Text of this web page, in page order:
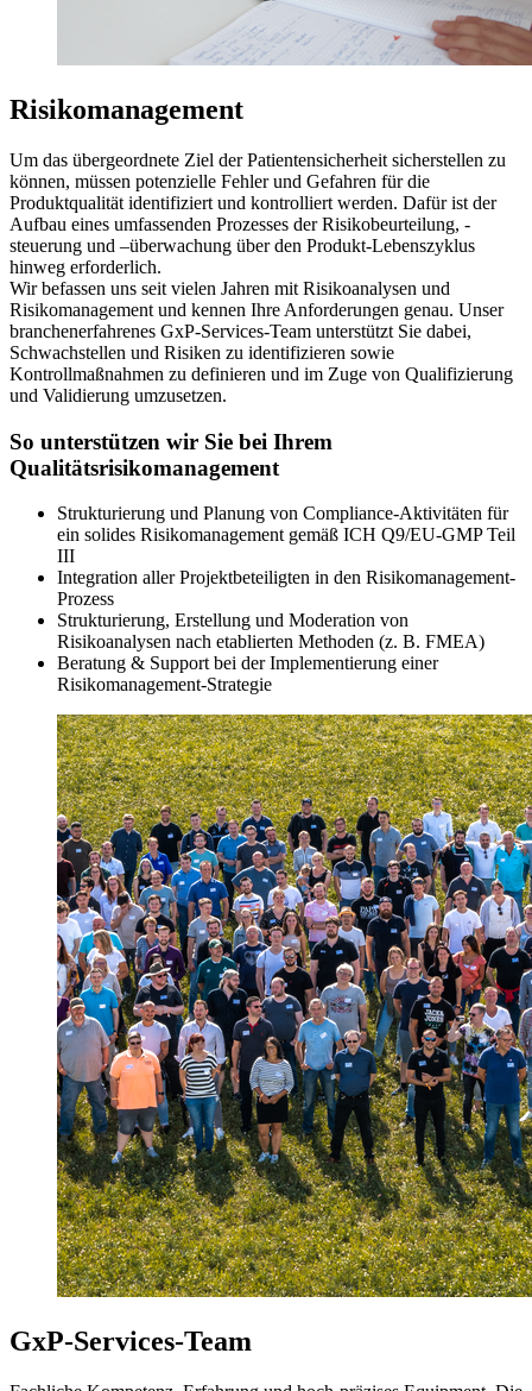
Risikomanagement
Um das übergeordnete Ziel der Patientensicherheit sicherstellen zu
können, müssen potenzielle Fehler und Gefahren für die
Produktqualität identifiziert und kontrolliert werden. Dafür ist der
Aufbau eines umfassenden Prozesses der Risikobeurteilung, -
steuerung und –überwachung über den Produkt-Lebenszyklus
hinweg erforderlich.
Wir befassen uns seit vielen Jahren mit Risikoanalysen und
Risikomanagement und kennen Ihre Anforderungen genau. Unser
branchenerfahrenes GxP-Services-Team unterstützt Sie dabei,
Schwachstellen und Risiken zu identifizieren sowie
Kontrollmaßnahmen zu definieren und im Zuge von Qualifizierung
und Validierung umzusetzen.
So unterstützen wir Sie bei Ihrem
Qualitätsrisikomanagement
Strukturierung und Planung von Compliance-Aktivitäten für
ein solides Risikomanagement gemäß ICH Q9/EU-GMP Teil
III
Integration aller Projektbeteiligten in den Risikomanagement-
Prozess
Strukturierung, Erstellung und Moderation von
Risikoanalysen nach etablierten Methoden (z. B. FMEA)
Beratung & Support bei der Implementierung einer
Risikomanagement-Strategie
GxP-Services-Team